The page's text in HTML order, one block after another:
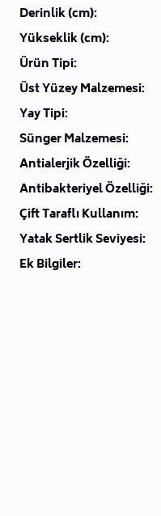
Derinlik (cm):
Yükseklik (cm):
Ürün Tipi:
Üst Yüzey Malzemesi:
Yay Tipi:
Sünger Malzemesi:
Antialerjik Özelliği:
Antibakteriyel Özelliği:
Çift Taraflı Kullanım:
Yatak Sertlik Seviyesi:
Ek Bilgiler: